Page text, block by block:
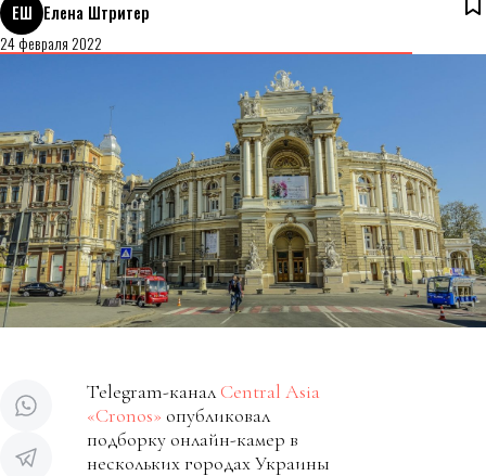
ЕШ Елена Штритер
24 февраля 2022
Telegram-каналCentral Asia
«Cronos» опубликовал
подборку онлайн-камер в
нескольких городах Украины